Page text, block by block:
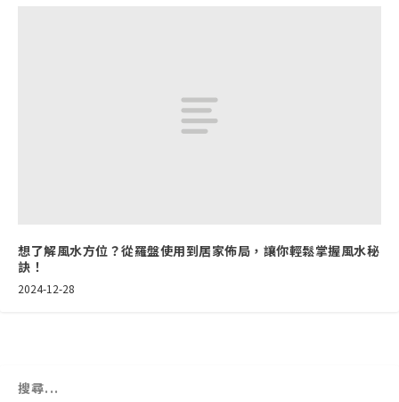
想了解風水方位？從羅盤使用到居家佈局，讓你輕鬆掌握風水秘
訣！
2024-12-28